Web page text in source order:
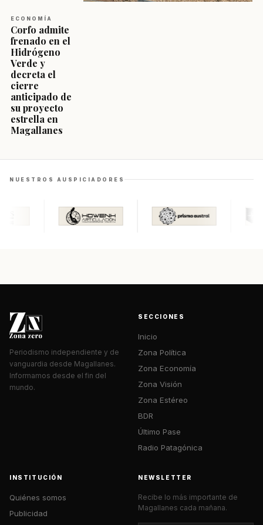
ECONOMÍA
Corfo admite
frenado en el
Hidrógeno
Verde y
decreta el
cierre
anticipado de
su proyecto
estrella en
Magallanes
NUESTROS AUSPICIADORES
Periodismo independiente y de
vanguardia desde Magallanes.
Informamos desde el fin del
mundo.
SECCIONES
Inicio
Zona Política
Zona Economía
Zona Visión
Zona Estéreo
BDR
Último Pase
Radio Patagónica
INSTITUCIÓN
Quiénes somos
Publicidad
NEWSLETTER
Recibe lo más importante de
Magallanes cada mañana.